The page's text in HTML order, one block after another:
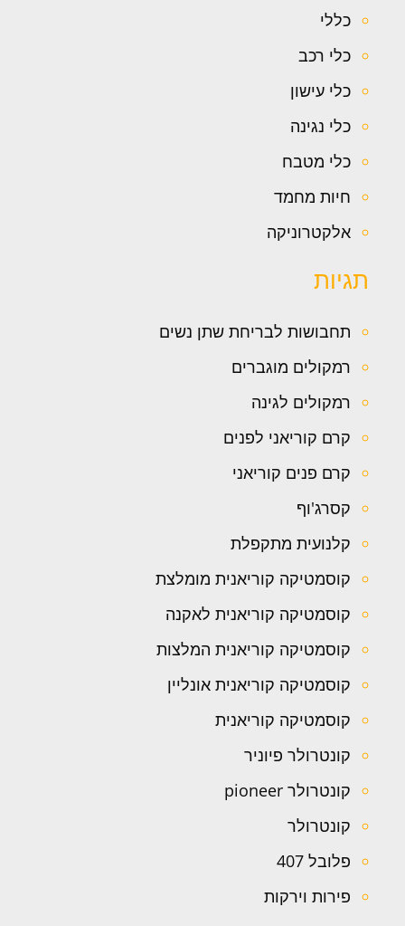
כללי
כלי רכב
כלי עישון
כלי נגינה
כלי מטבח
חיות מחמד
אלקטרוניקה
תגיות
תחבושות לבריחת שתן נשים
רמקולים מוגברים
רמקולים לגינה
קרם קוריאני לפנים
קרם פנים קוריאני
קסרג'וף
קלנועית מתקפלת
קוסמטיקה קוריאנית מומלצת
קוסמטיקה קוריאנית לאקנה
קוסמטיקה קוריאנית המלצות
קוסמטיקה קוריאנית אונליין
קוסמטיקה קוריאנית
קונטרולר פיוניר
קונטרולר pioneer
קונטרולר
פלובל 407
פירות וירקות